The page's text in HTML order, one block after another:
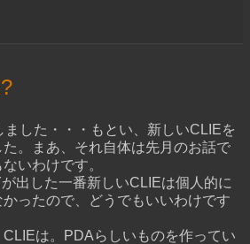
した・・・もとい、新しいCLIEを
。まあ、それ自体は先月のお話で
いわけです。
出した一番新しいCLIEは個人的に
ったので、どうでもいいわけです
は。PDAらしいものを作ってい